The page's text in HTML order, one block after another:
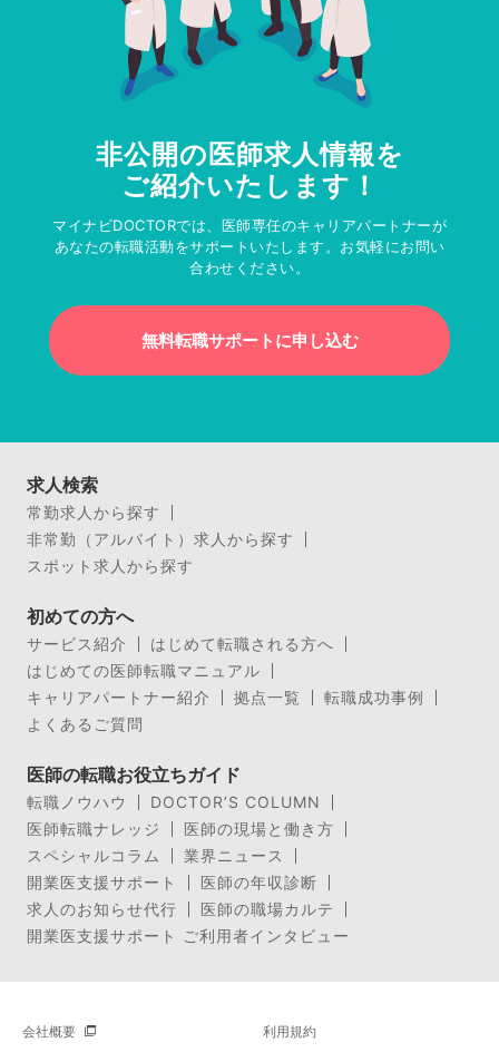
非公開の医師求人情報を
ご紹介いたします！
マイナビDOCTORでは、医師専任のキャリアパートナーが
あなたの転職活動をサポートいたします。お気軽にお問い
合わせください。
無料転職サポートに申し込む
求人検索
常勤求人から探す
非常勤（アルバイト）求人から探す
スポット求人から探す
初めての方へ
サービス紹介
はじめて転職される方へ
はじめての医師転職マニュアル
キャリアパートナー紹介
拠点一覧
転職成功事例
よくあるご質問
医師の転職お役立ちガイド
転職ノウハウ
DOCTOR’S COLUMN
医師転職ナレッジ
医師の現場と働き方
スペシャルコラム
業界ニュース
開業医支援サポート
医師の年収診断
求人のお知らせ代行
医師の職場カルテ
開業医支援サポート ご利用者インタビュー
会社概要 利用規約